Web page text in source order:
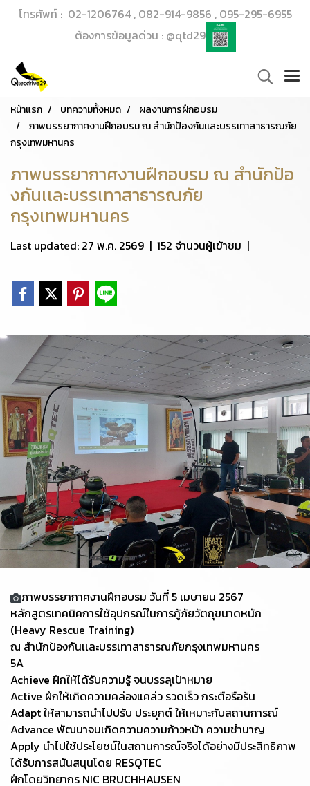
โทรศัพท์ : 02-1206764 , 082-914-9856 , 095-295-6955
ต้องการข้อมูลด่วน : @qtd29
หน้าแรก บทความทั้งหมด
ผลงานการฝึกอบรม
ภาพบรรยากาศงานฝึกอบรม ณ สำนักป้องกันเเละบรรเทาสาธารณภัย
กรุงเทพมหานคร
ภาพบรรยากาศงานฝึกอบรม ณ สำนักป้อ
งกันเเละบรรเทาสาธารณภัย
กรุงเทพมหานคร
Last updated: 27 พ.ค. 2569 | 152 จำนวนผู้เข้าชม |
ภาพบรรยากาศงานฝึกอบรม วันที่ 5 เมษายน 2567
หลักสูตรเทคนิคการใช้อุปกรณ์ในการกู้ภัยวัตถุขนาดหนัก
(Heavy Rescue Training)
ณ สำนักป้องกันเเละบรรเทาสาธารณภัยกรุงเทพมหานคร
5A
Achieve ฝึกให้ได้รับความรู้ จนบรรลุเป้าหมาย
Active ฝึกให้เกิดความคล่องแคล่ว รวดเร็ว กระตือรือร้น
Adapt ให้สามารถนำไปปรับ ประยุกต์ ให้เหมาะกับสถานการณ์
Advance พัฒนาจนเกิดความความก้าวหน้า ความชำนาญ
Apply นำไปใช้ประโยชน์ในสถานการณ์จริงได้อย่างมีประสิทธิภาพ
ได้รับการสนันสนุนโดย RESQTEC
ฝึกโดยวิทยากร NIC BRUCHHAUSEN